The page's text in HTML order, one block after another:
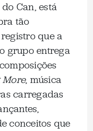
Can, está
tão
que a
grupo entrega
More, música
carregadas
conceitos que